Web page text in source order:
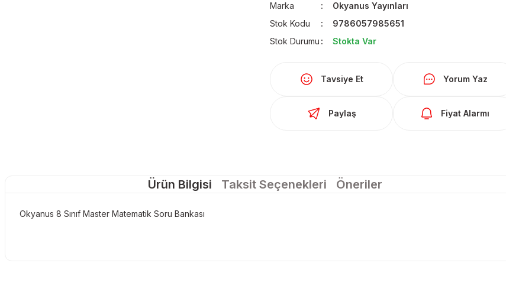
Marka
Okyanus Yayınları
Stok Kodu
9786057985651
Stok Durumu
Stokta Var
Tavsiye Et Yorum Yaz
Paylaş Fiyat Alarmı
Ürün Bilgisi Taksit Seçenekleri Öneriler
Okyanus 8 Sınıf Master Matematik Soru Bankası